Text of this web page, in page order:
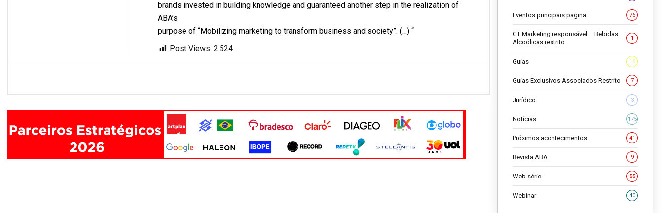
brands invested in building knowledge and guaranteed another step in the realization of
ABA’s
purpose of “Mobilizing marketing to transform business and society”. (…) “
Post Views: 2.524
Eventos principais pagina 76
GT Marketing responsável – Bebidas
Alcoólicas restrito
1
Guias 16
Guias Exclusivos Associados Restrito 7
Jurídico 3
Notícias 175
Próximos acontecimentos 41
Revista ABA 9
Web série 55
Webinar 40